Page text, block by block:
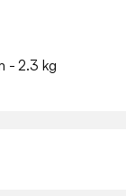
- 2.3 kg